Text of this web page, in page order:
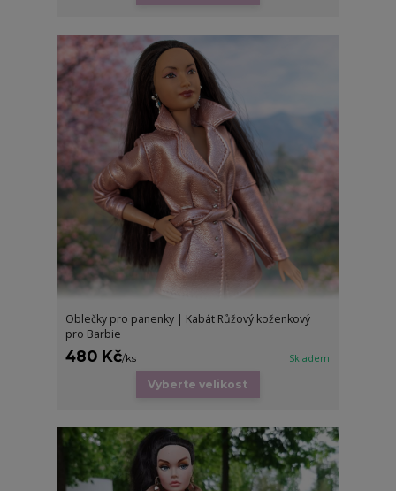
Oblečky pro panenky | Kabát Růžový koženkový
pro Barbie
480 Kč/ks Skladem
Vyberte velikost